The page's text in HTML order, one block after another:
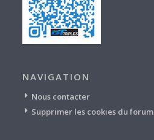
NAVIGATION
Nous contacter
Supprimer les cookies du forum